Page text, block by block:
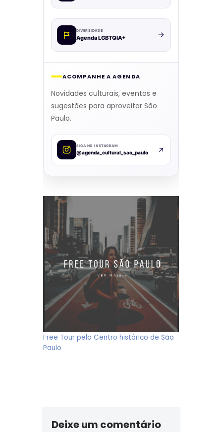
DIVERSIDADE
Agenda LGBTQIA+
ACOMPANHE A AGENDA
Novidades culturais, eventos e
sugestões para aproveitar São
Paulo.
SIGA NO INSTAGRAM
@agenda_cultural_sao_paulo
Free Tour pelo Centro histórico de São
Paulo
Deixe um comentário